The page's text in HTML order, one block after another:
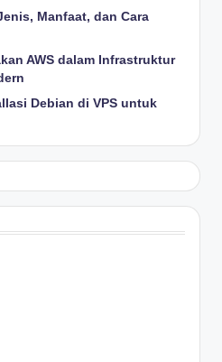
Manfaat, dan Cara
AWS dalam Infrastruktur
Debian di VPS untuk